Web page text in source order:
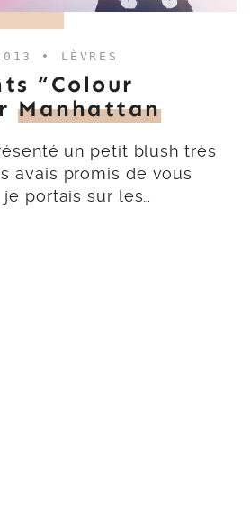
• LÈVRES
“Colour
Manhattan
un petit blush très
avais promis de vous
portais sur les…